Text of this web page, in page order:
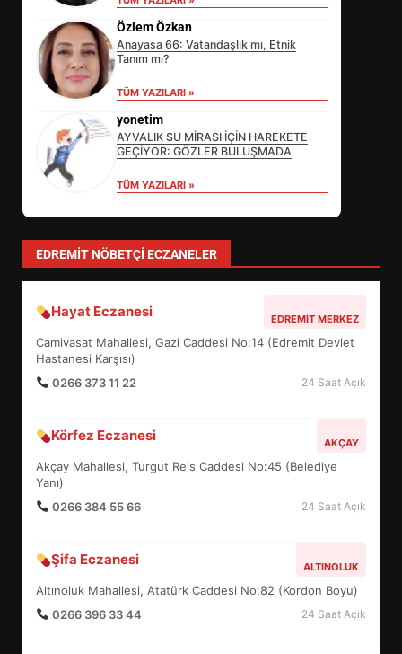
Özlem Özkan
Anayasa 66: Vatandaşlık mı, Etnik
Tanım mı?
TÜM YAZILARI »
yonetim
AYVALIK SU MİRASI İÇİN HAREKETE
GEÇİYOR: GÖZLER BULUŞMADA
TÜM YAZILARI »
EDREMIT NÖBETÇI ECZANELER
Hayat Eczanesi EDREMIT MERKEZ
Camivasat Mahallesi, Gazi Caddesi No:14 (Edremit Devlet
Hastanesi Karşısı)
0266 373 11 22
24 Saat Açık
Körfez Eczanesi AKÇAY
Akçay Mahallesi, Turgut Reis Caddesi No:45 (Belediye
Yanı)
0266 384 55 66
24 Saat Açık
Şifa Eczanesi ALTINOLUK
Altınoluk Mahallesi, Atatürk Caddesi No:82 (Kordon Boyu)
0266 396 33 44
24 Saat Açık
SÜRDÜRÜLEBİLİRLİKTE NE
DEĞİŞECEK?
4
5
BALIKESİR MÜZELERİNDE SÜRE
UZATILDI: NE DEĞİŞTİ?
6
TURNUVASI KAYITLARI NEYİ
7
YENİ YÖNETİM NASIL
ŞEKİLLENDİ?